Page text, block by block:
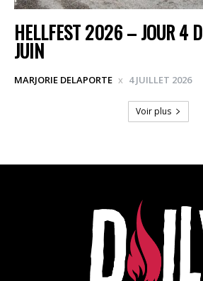
HELLFEST 2026 – JOUR 4
JUIN
MARJORIE DELAPORTE 4 JUILLET 2026
Voir plus